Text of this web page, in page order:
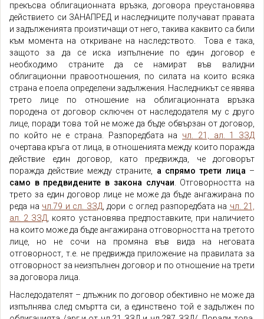
прекъсва облигационната връзка, договора преустановява
действието си ЗАНАПРЕД и наследниците получават правата
и задълженията произтичащи от него, такива каквито са били
към момента на откриване на наследството. Това е така,
защото за да се иска изпълнение по един договор е
необходимо страните да се намират във валидни
облигационни правоотношения, по силата на които всяка
страна е поела определени задължения. Наследникът се явява
трето лице по отношение на облигационната връзка
породена от договор сключен от наследодателя му с друго
лице, поради това той не може да бъде обвързан от договор,
по който не е страна. Разпоредбата на чл. 21, ал. 1 ЗЗД
очертава кръга от лица, в отношенията между които поражда
действие един договор, като предвижда, че договорът
поражда действие между страните, а спрямо трети лица –
само в предвидените в закона случаи . Отговорността на
трето за един договор лице не може да бъде ангажирана по
реда на чл.79 и сл. ЗЗД , дори с оглед разпоредбата на чл. 21,
ал. 2 ЗЗД , която установява предпоставките, при наличието
на които може да бъде ангажирана отговорността на третото
лице, но не сочи на промяна във вида на неговата
отговорност, т.е. не предвижда приложение на правилата за
отговорност за неизпълнен договор и по отношение на трети
за договора лица.
Наследодателят – длъжник по договор обективно не може да
изпълнява след смъртта си, а единствено той е задължен по